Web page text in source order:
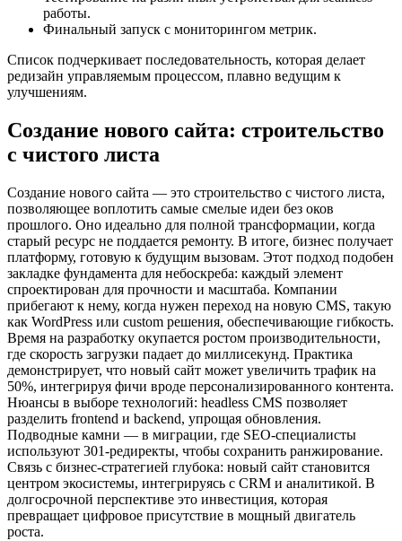
работы.
Финальный запуск с мониторингом метрик.
Список подчеркивает последовательность, которая делает
редизайн управляемым процессом, плавно ведущим к
улучшениям.
Создание нового сайта: строительство
с чистого листа
Создание нового сайта — это строительство с чистого листа,
позволяющее воплотить самые смелые идеи без оков
прошлого. Оно идеально для полной трансформации, когда
старый ресурс не поддается ремонту. В итоге, бизнес получает
платформу, готовую к будущим вызовам. Этот подход подобен
закладке фундамента для небоскреба: каждый элемент
спроектирован для прочности и масштаба. Компании
прибегают к нему, когда нужен переход на новую CMS, такую
как WordPress или custom решения, обеспечивающие гибкость.
Время на разработку окупается ростом производительности,
где скорость загрузки падает до миллисекунд. Практика
демонстрирует, что новый сайт может увеличить трафик на
50%, интегрируя фичи вроде персонализированного контента.
Нюансы в выборе технологий: headless CMS позволяет
разделить frontend и backend, упрощая обновления.
Подводные камни — в миграции, где SEO-специалисты
используют 301-редиректы, чтобы сохранить ранжирование.
Связь с бизнес-стратегией глубока: новый сайт становится
центром экосистемы, интегрируясь с CRM и аналитикой. В
долгосрочной перспективе это инвестиция, которая
превращает цифровое присутствие в мощный двигатель
роста.